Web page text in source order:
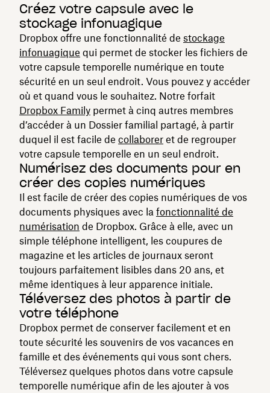
Créez votre capsule avec le
stockage infonuagique
Dropbox offre une fonctionnalité de stockage
infonuagique qui permet de stocker les fichiers de
votre capsule temporelle numérique en toute
sécurité en un seul endroit. Vous pouvez y accéder
où et quand vous le souhaitez. Notre forfait
Dropbox Family permet à cinq autres membres
d’accéder à un Dossier familial partagé, à partir
duquel il est facile de collaborer et de regrouper
votre capsule temporelle en un seul endroit.
Numérisez des documents pour en
créer des copies numériques
Il est facile de créer des copies numériques de vos
documents physiques avec la fonctionnalité de
numérisation de Dropbox. Grâce à elle, avec un
simple téléphone intelligent, les coupures de
magazine et les articles de journaux seront
toujours parfaitement lisibles dans 20 ans, et
même identiques à leur apparence initiale.
Téléversez des photos à partir de
votre téléphone
Dropbox permet de conserver facilement et en
toute sécurité les souvenirs de vos vacances en
famille et des événements qui vous sont chers.
Téléversez quelques photos dans votre capsule
temporelle numérique afin de les ajouter à vos